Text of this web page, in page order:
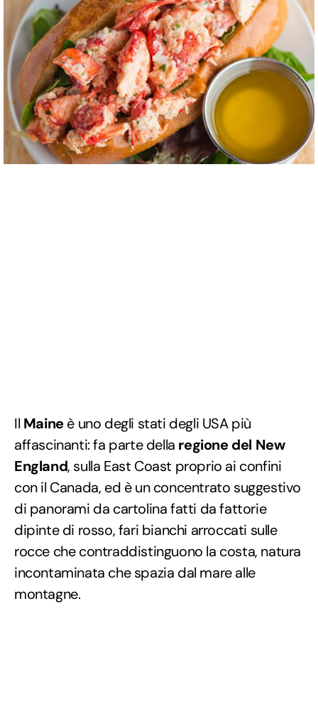
Il Maineè uno degli stati degli USA più
affascinanti: fa parte della regione del New
England, sulla East Coast proprio ai confini
con il Canada, ed è un concentrato suggestivo
di panorami da cartolina fatti da fattorie
dipinte di rosso, fari bianchi arroccati sulle
rocce che contraddistinguono la costa, natura
incontaminata che spazia dal mare alle
montagne.